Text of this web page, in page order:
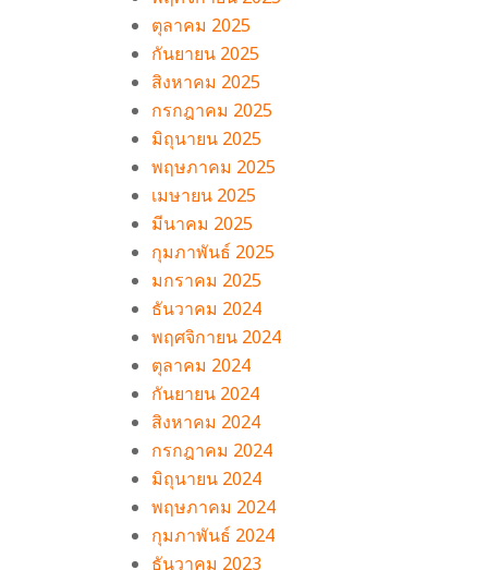
ตุลาคม 2025
กันยายน 2025
สิงหาคม 2025
กรกฎาคม 2025
มิถุนายน 2025
พฤษภาคม 2025
เมษายน 2025
มีนาคม 2025
กุมภาพันธ์ 2025
มกราคม 2025
ธันวาคม 2024
พฤศจิกายน 2024
ตุลาคม 2024
กันยายน 2024
สิงหาคม 2024
กรกฎาคม 2024
มิถุนายน 2024
พฤษภาคม 2024
กุมภาพันธ์ 2024
ธันวาคม 2023